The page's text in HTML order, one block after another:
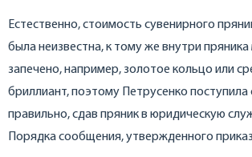
Естественно, стоимость сувенирного
была неизвестна, к тому же внутри
запечено, например, золотое кольцо или
бриллиант, поэтому Петрусенко
правильно, сдав пряник в юридическую
Порядка сообщения, утвержденного